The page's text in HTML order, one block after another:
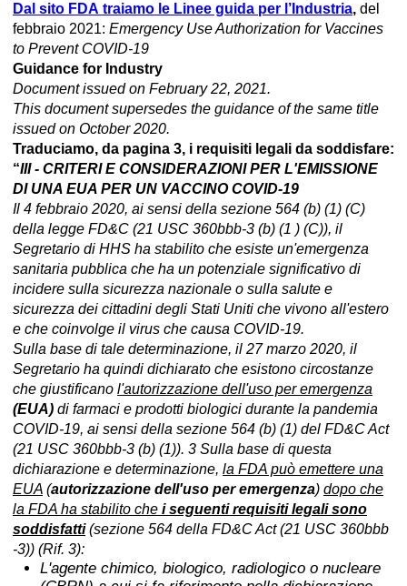
Dal sito FDA traiamo le Linee guida per l’Industria, del
febbraio 2021: Emergency Use Authorization for Vaccines
to Prevent COVID-19
Guidance for Industry
Document issued on February 22, 2021.
This document supersedes the guidance of the same title
issued on October 2020.
Traduciamo, da pagina 3, i requisiti legali da soddisfare:
“III - CRITERI E CONSIDERAZIONI PER L'EMISSIONE
DI UNA EUA PER UN VACCINO COVID-19
Il 4 febbraio 2020, ai sensi della sezione 564 (b) (1) (C)
della legge FD&C (21 USC 360bbb-3 (b) (1 ) (C)), il
Segretario di HHS ha stabilito che esiste un'emergenza
sanitaria pubblica che ha un potenziale significativo di
incidere sulla sicurezza nazionale o sulla salute e
sicurezza dei cittadini degli Stati Uniti che vivono all'estero
e che coinvolge il virus che causa COVID-19.
Sulla base di tale determinazione, il 27 marzo 2020, il
Segretario ha quindi dichiarato che esistono circostanze
che giustificano l'autorizzazione dell'uso per emergenza
(EUA) di farmaci e prodotti biologici durante la pandemia
COVID-19, ai sensi della sezione 564 (b) (1) del FD&C Act
(21 USC 360bbb-3 (b) (1)). 3 Sulla base di questa
dichiarazione e determinazione, la FDA può emettere una
EUA (autorizzazione dell'uso per emergenza) dopo che
la FDA ha stabilito che i seguenti requisiti legali sono
soddisfatti(sezione 564 della FD&C Act (21 USC 360bbb
-3)) (Rif. 3):
L'agente chimico, biologico, radiologico o nucleare